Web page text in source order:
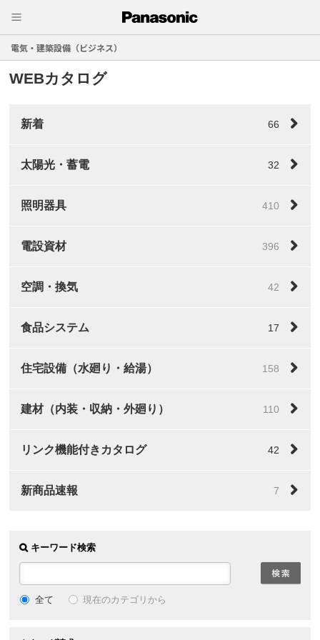
電気・建築設備（ビジネス）
WEBカタログ
新着 66
太陽光・蓄電 32
照明器具 410
電設資材 396
空調・換気 42
食品システム 17
住宅設備（水廻り・給湯） 158
建材（内装・収納・外廻り） 110
リンク機能付きカタログ 42
新商品速報 7
キーワード検索
全て 現在のカテゴリから